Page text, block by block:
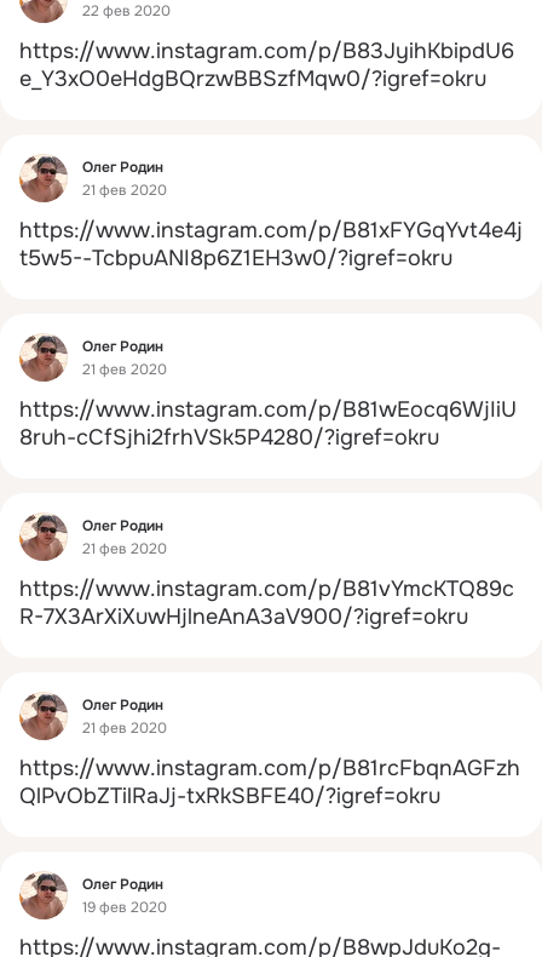
22 фев 2020
https://www.instagram.com/p/B83JyihKbipdU6
e_Y3xO0eHdgBQrzwBBSzfMqw0/?igref=okru
Фид
Олег Родин
21 фев 2020
https://www.instagram.com/p/B81xFYGqYvt4e4j
t5w5--TcbpuANI8p6Z1EH3w0/?igref=okru
Фид
Олег Родин
21 фев 2020
https://www.instagram.com/p/B81wEocq6WjIiU
8ruh-cCfSjhi2frhVSk5P4280/?igref=okru
Фид
Олег Родин
21 фев 2020
https://www.instagram.com/p/B81vYmcKTQ89c
R-7X3ArXiXuwHjlneAnA3aV900/?igref=okru
Фид
Олег Родин
21 фев 2020
https://www.instagram.com/p/B81rcFbqnAGFzh
QlPvObZTilRaJj-txRkSBFE40/?igref=okru
Фид
Олег Родин
19 фев 2020
https://www.instagram.com/p/B8wpJduKo2g-